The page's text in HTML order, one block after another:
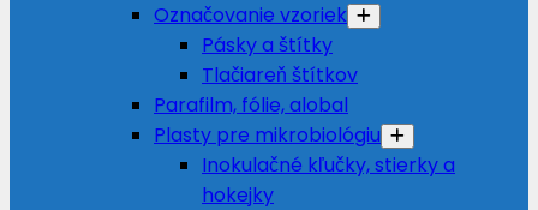
Označovanie vzoriek
Pásky a štítky
Tlačiareň štítkov
Parafilm, fólie, alobal
Plasty pre mikrobiológiu
Inokulačné kľučky, stierky a
hokejky